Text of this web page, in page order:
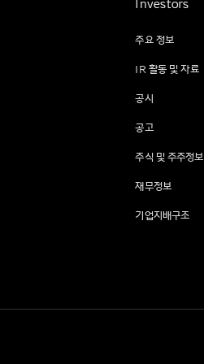
Investors
주요 정보
IR 활동 및 자료
공시
공고
주식 및 주주정보
재무정보
기업지배구조